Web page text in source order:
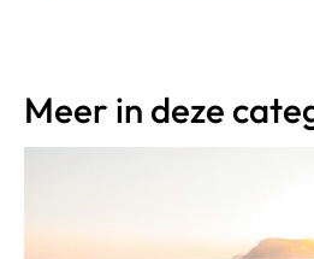
Meer in deze